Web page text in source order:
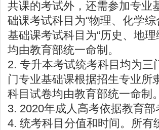
共课的考试外，还需参加专业
础课考试科目为“物理、化学
基础课考试科目为“历史、地
均由教育部统一命制。
2. 专升本考试统考科目均为
门专业基础课根据招生专业所
科目试卷均由教育部统一命制。
3. 2020年成人高考依据教育
4. 统考科目分值和时间。所